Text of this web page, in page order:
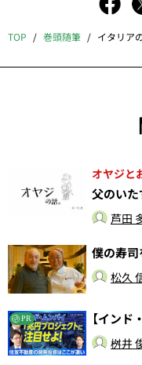
TOP 巻頭随筆 イタリア
オヤジと
父のいた
芦田
僕の寿
松久
PR 【インド
桝井